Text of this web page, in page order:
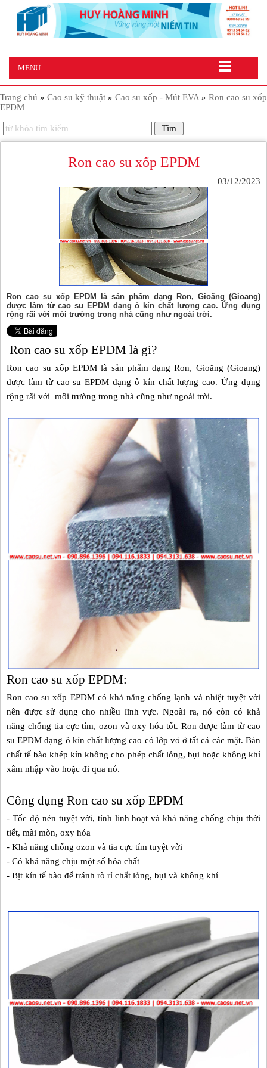
MENU
Trang chủ » Cao su kỹ thuật » Cao su xốp - Mút EVA» Ron cao su xốp
EPDM
Ron cao su xốp EPDM
03/12/2023
Ron cao su xốp EPDM là sản phẩm dạng Ron, Gioăng (Gioang)
được làm từ cao su EPDM dạng ô kín chất lượng cao. Ứng dụng
rộng rãi với môi trường trong nhà cũng như ngoài trời.
Ron cao su xốp EPDM là gì?
Ron cao su xốp EPDM là sản phẩm dạng Ron, Gioăng (Gioang)
được làm từ cao su EPDM dạng ô kín chất lượng cao. Ứng dụng
rộng rãi với môi trường trong nhà cũng như ngoài trời.
Ron cao su xốp EPDM:
Ron cao su xốp EPDMcó khả năng chống lạnh và nhiệt tuyệt vời
nên được sử dụng cho nhiều lĩnh vực. Ngoài ra, nó còn có khả
năng chống tia cực tím, ozon và oxy hóa tốt. Ron được làm từ cao
su EPDM dạng ô kín chất lượng cao có lớp vỏ ở tất cả các mặt. Bản
chất tế bào khép kín không cho phép chất lỏng, bụi hoặc không khí
xâm nhập vào hoặc đi qua nó.
Công dụng Ron cao su xốp EPDM
- Tốc độ nén tuyệt vời, tính linh hoạt và khả năng chống chịu thời
tiết, mài mòn, oxy hóa
- Khả năng chống ozon và tia cực tím tuyệt vời
- Có khả năng chịu một số hóa chất
- Bịt kín tế bào để tránh rò rỉ chất lỏng, bụi và không khí